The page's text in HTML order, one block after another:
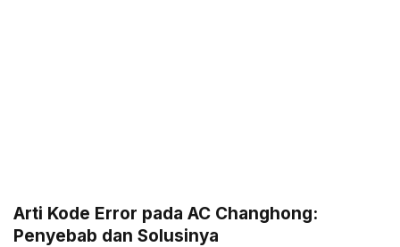
Arti Kode Error pada AC Changhong:
Penyebab dan Solusinya